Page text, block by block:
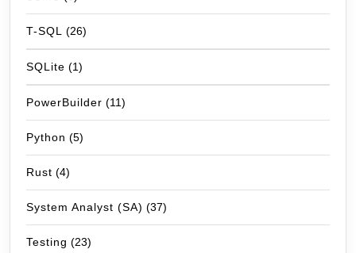
T-SQL (26)
SQLite (1)
PowerBuilder (11)
Python (5)
Rust (4)
System Analyst (SA) (37)
Testing (23)